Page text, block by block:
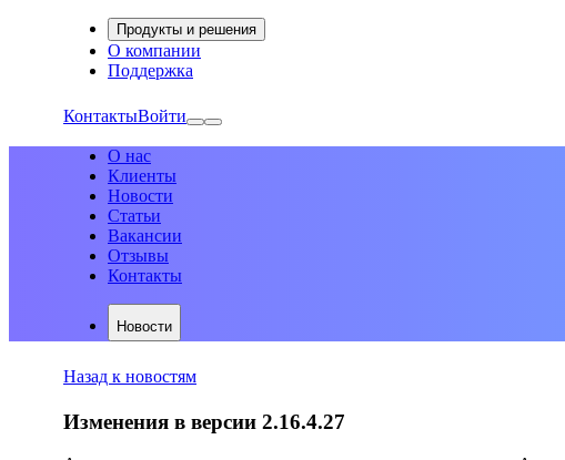
Продукты и решения
О компании
Поддержка
КонтактыВойти
О нас
Клиенты
Новости
Статьи
Вакансии
Отзывы
Контакты
Новости
Назад к новостям
Изменения в версии 2.16.4.27